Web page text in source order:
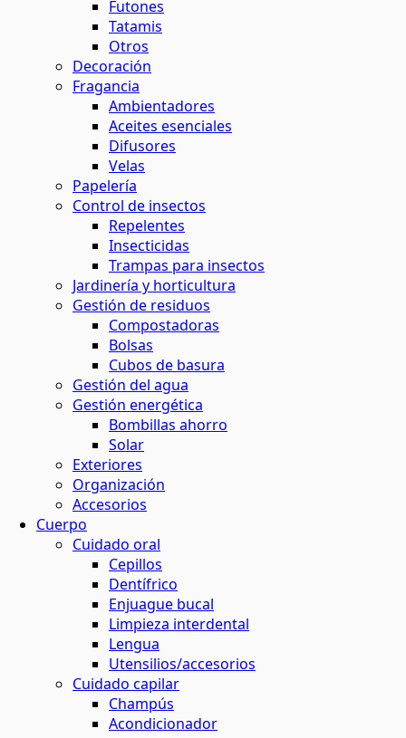
Futones
Tatamis
Otros
Decoración
Fragancia
Ambientadores
Aceites esenciales
Difusores
Velas
Papelería
Control de insectos
Repelentes
Insecticidas
Trampas para insectos
Jardinería y horticultura
Gestión de residuos
Compostadoras
Bolsas
Cubos de basura
Gestión del agua
Gestión energética
Bombillas ahorro
Solar
Exteriores
Organización
Accesorios
Cuerpo
Cuidado oral
Cepillos
Dentífrico
Enjuague bucal
Limpieza interdental
Lengua
Utensilios/accesorios
Cuidado capilar
Champús
Acondicionador